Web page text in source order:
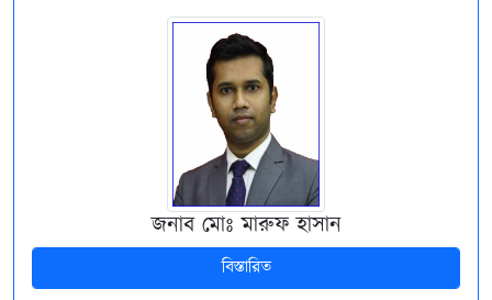
জনাব মোঃ মারুফ হাসান
বিস্তারিত